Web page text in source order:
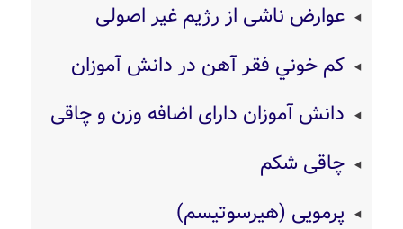
عوارض ناشی از رژیم غیر اصولی
کم خوني فقر آهن در دانش آموزان
دانش آموزان دارای اضافه وزن و چاقی
چاقی شکم
پر‌مویی (هیرسوتیسم)